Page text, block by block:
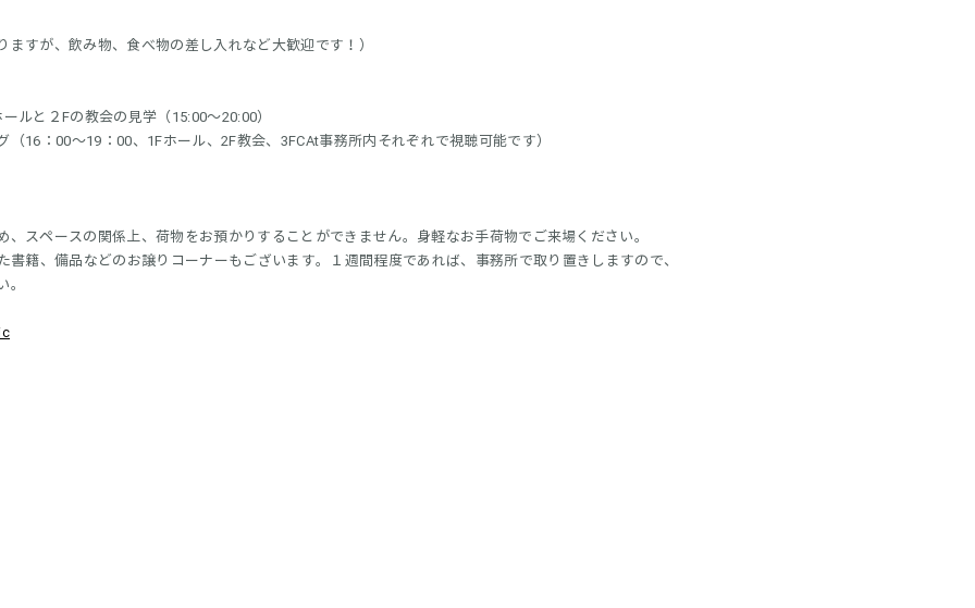
ますが、飲み物、食べ物の差し入れなど大歓迎です！）
ルと２Fの教会の見学（15:00～20:00）
16：00～19：00、1Fホール、2F教会、3FCAt事務所内それぞれで視聴可能です）
、スペースの関係上、荷物をお預かりすることができません。身軽なお手荷物でご来場ください。
書籍、備品などのお譲りコーナーもございます。１週間程度であれば、事務所で取り置きしますので、